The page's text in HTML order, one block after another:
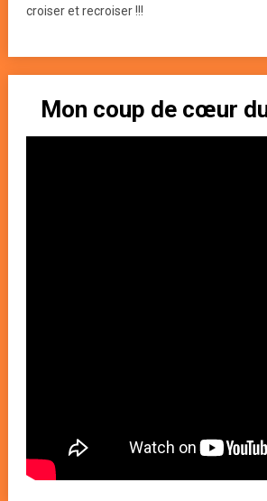
croiser et recroiser !!!
Mon coup de cœur